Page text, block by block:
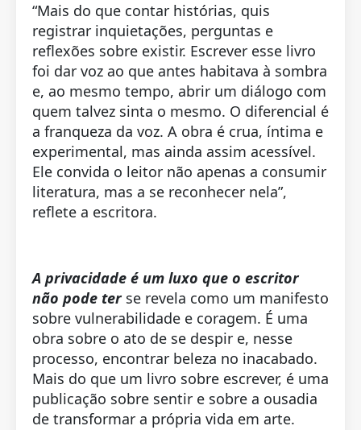
“Mais do que contar histórias, quis
registrar inquietações, perguntas e
reflexões sobre existir. Escrever esse livro
foi dar voz ao que antes habitava à sombra
e, ao mesmo tempo, abrir um diálogo com
quem talvez sinta o mesmo. O diferencial é
a franqueza da voz. A obra é crua, íntima e
experimental, mas ainda assim acessível.
Ele convida o leitor não apenas a consumir
literatura, mas a se reconhecer nela”,
reflete a escritora.
A privacidade é um luxo que o escritor
não pode ter se revela como um manifesto
sobre vulnerabilidade e coragem. É uma
obra sobre o ato de se despir e, nesse
processo, encontrar beleza no inacabado.
Mais do que um livro sobre escrever, é uma
publicação sobre sentir e sobre a ousadia
de transformar a própria vida em arte.